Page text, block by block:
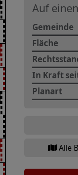
Auf
Gemeinde
Fläche
In Kraft
Planart
Alle